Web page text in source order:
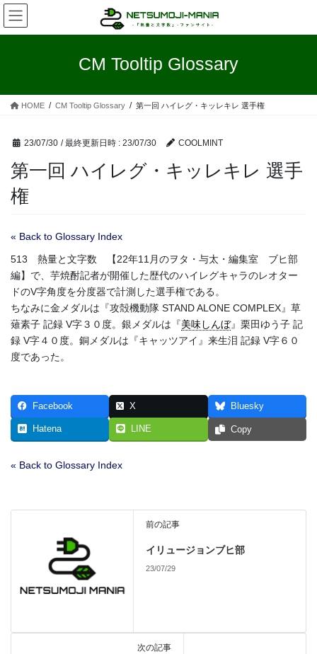
コ
ン
テ
ス
ナ
ビ
ゲ
ン
CM Tooltip Glossary
HOME CM Tooltip Glossary 第一回 ハイレグ・キッレキレ 選手権
23/07/30 / 最終更新日時 : 23/07/30 COOLMINT
第一回 ハイレグ・キッレキレ 選手
権
« Back to Glossary Index
513 熱量と文字数 【22年11月のヲタ・与太・編集室 ブヒ部
編】で、芋焼酎記者が開催した歴代のハイレグキャラのレオター
ドのV字角度を分度器で計測した選手権である。
ちなみに金メダルは『攻殻機動隊 STAND ALONE COMPLEX』草
薙素子 記録 V字３０度。銀メダルは『美味しんぼ』栗田ゆう子 記
録 V字４０度。銅メダルは『キャッツアイ』来生泪 記録 V字６０
度であった。
Facebook X Bluesky
Hatena LINE Copy
« Back to Glossary Index
前の記事
イリュージョンブヒ部
23/07/29
次の記事